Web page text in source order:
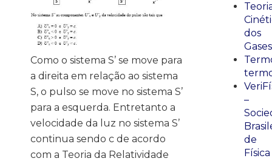
Como o sistema S’ se move para
a direita em relação ao sistema
S, o pulso se move no sistema S’
para a esquerda. Entretanto a
velocidade da luz no sistema S’
continua sendo c de acordo
com a Teoria da Relatividade
dos
Gases
–
de
Física